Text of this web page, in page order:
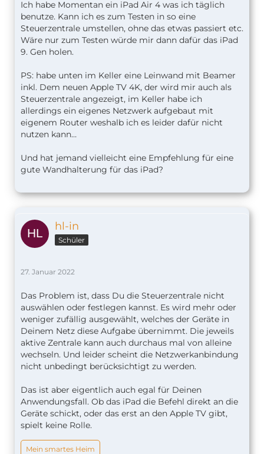
Ich habe Momentan ein iPad Air 4 was ich täglich
benutze. Kann ich es zum Testen in so eine
Steuerzentrale umstellen, ohne das etwas passiert etc.
Wäre nur zum Testen würde mir dann dafür das iPad
9. Gen holen.
PS: habe unten im Keller eine Leinwand mit Beamer
inkl. Dem neuen Apple TV 4K, der wird mir auch als
Steuerzentrale angezeigt, im Keller habe ich
allerdings ein eigenes Netzwerk aufgebaut mit
eigenem Router weshalb ich es leider dafür nicht
nutzen kann…
Und hat jemand vielleicht eine Empfehlung für eine
gute Wandhalterung für das iPad?
hl-in
Schüler
27. Januar 2022
Das Problem ist, dass Du die Steuerzentrale nicht
auswählen oder festlegen kannst. Es wird mehr oder
weniger zufällig ausgewählt, welches der Geräte in
Deinem Netz diese Aufgabe übernimmt. Die jeweils
aktive Zentrale kann auch durchaus mal von alleine
wechseln. Und leider scheint die Netzwerkanbindung
nicht unbedingt berücksichtigt zu werden.
Das ist aber eigentlich auch egal für Deinen
Anwendungsfall. Ob das iPad die Befehl direkt an die
Geräte schickt, oder das erst an den Apple TV gibt,
spielt keine Rolle.
Mein smartes Heim